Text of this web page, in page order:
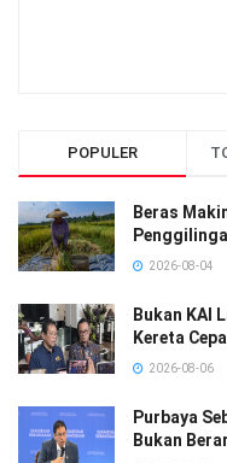
POPULER
Beras
2026-08-04
Bukan KAI
Kereta
2026-08-06
Purbaya
Bukan